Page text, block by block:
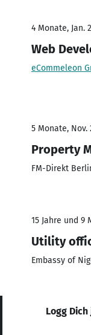
4 Monate, Jan.
Web
eCommeleon
5 Monate, Nov.
Property
FM-Direkt
15 Jahre und 9
Utility
Embassy of
Logg